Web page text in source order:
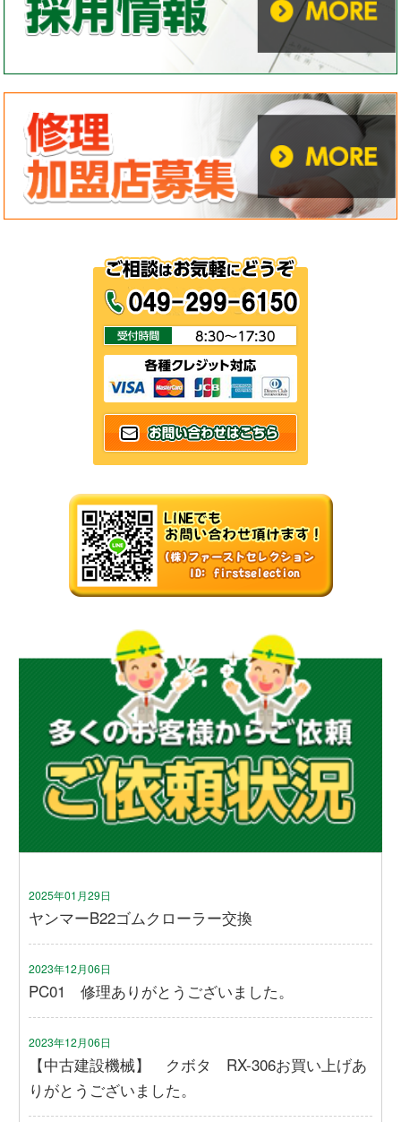
2025年01月29日
ヤンマーB22ゴムクローラー交換
2023年12月06日
PC01 修理ありがとうございました。
2023年12月06日
【中古建設機械】 クボタ RX-306お買い上げあ
りがとうございました。